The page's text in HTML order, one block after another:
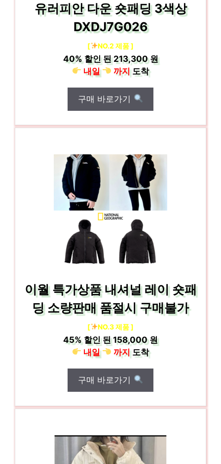
유러피안 다운 숏패딩 3색상
DXDJ7G026
[ NO.2 제품 ]
40%할인 된213,300 원
내일
까지도착
구매 바로가기
이월 특가상품 내셔널 레이 숏패
딩 소량판매 품절시 구매불가
[ NO.3 제품 ]
45% 할인 된158,000 원
내일
까지도착
구매 바로가기